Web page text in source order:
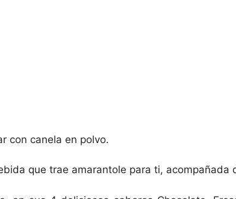
con canela en polvo.
que trae amarantole para ti, acompañada